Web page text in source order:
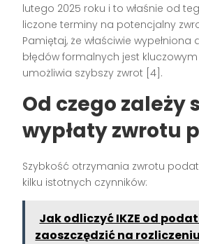
lutego 2025 roku i to właśnie od
liczone terminy na potencjalny
Pamiętaj, że właściwie wypełniona
błędów formalnych jest
umożliwia szybszy zwrot [4].
Od czego zależy
wypłaty zwrotu
Szybkość otrzymania zwrotu
kilku istotnych czynników:
Jak odliczyć IKZE od
zaoszczędzić na